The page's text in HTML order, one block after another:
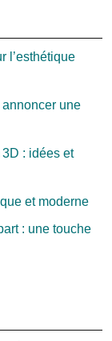
l’esthétique
une
: idées et
et moderne
: une touche